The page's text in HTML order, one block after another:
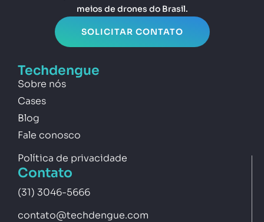
meios de drones do Brasil.
SOLICITAR CONTATO
Techdengue
Sobre nós
Cases
Blog
Fale conosco
Política de privacidade
Contato
(31) 3046-5666
contato@techdengue.com